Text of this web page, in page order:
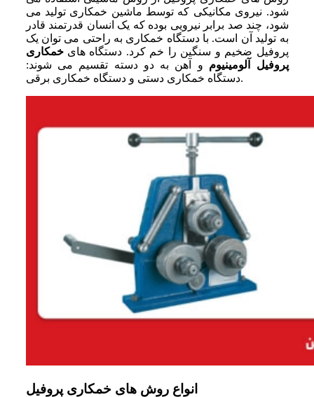
شود. نیروی مکانیکی که توسط ماشین خمکاری تولید می‌
شود، چند صد برابر نیرویی بوده که یک انسان قدرتمند قادر
به تولید آن است. با دستگاه خمکاری به راحتی می‌ توان یک
پروفیل ضخیم و سنگین را خم کرد. دستگاه‌ هایخمکاری
پروفیل آلومینیوم و آهن به دو دسته تقسیم می‌ شوند:
دستگاه خمکاری دستی و دستگاه خمکاری برقی.
انواع روش‌ های خمکاری پروفیل